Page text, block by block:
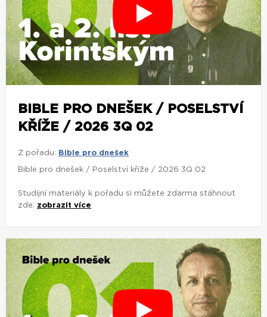
BIBLE PRO DNEŠEK / POSELSTVÍ
KŘÍŽE / 2026 3Q 02
Z pořadu: Bible pro dnešek
Bible pro dnešek / Poselství kříže / 2026 3Q 02
Studijní materiály k pořadu si můžete zdarma stáhnout
zde: zobrazit více